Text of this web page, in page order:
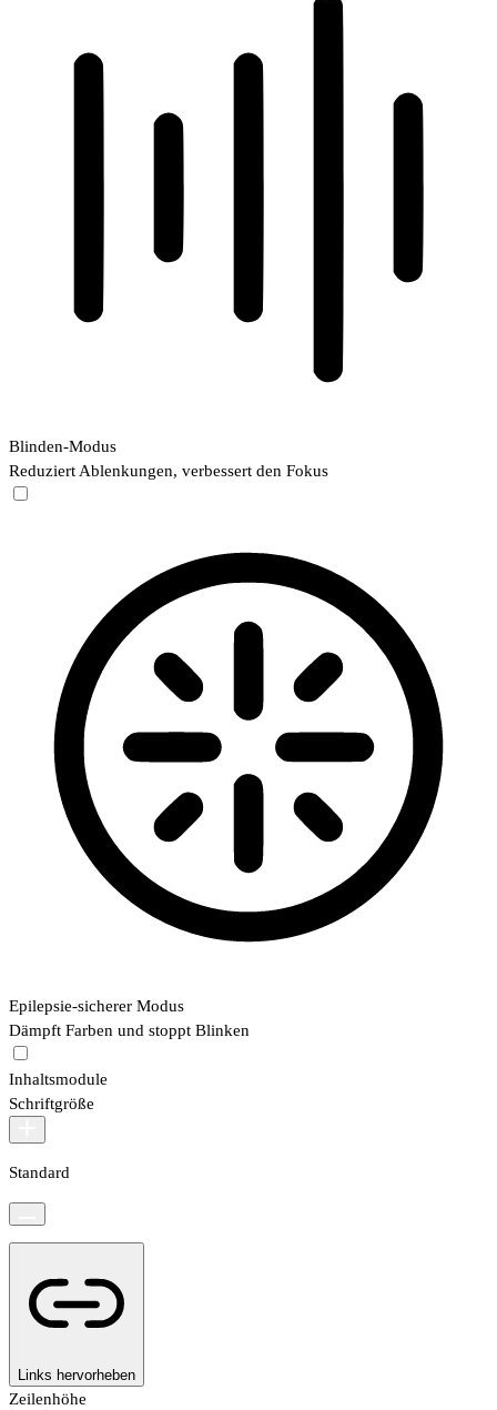
Blinden-Modus
Reduziert Ablenkungen, verbessert den Fokus
Epilepsie-sicherer Modus
Dämpft Farben und stoppt Blinken
Inhaltsmodule
Schriftgröße
Standard
Links hervorheben
Zeilenhöhe